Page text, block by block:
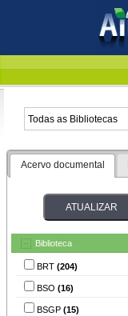
Acervo documental
Biblioteca
BRT (204)
BSO (16)
BSGP (15)